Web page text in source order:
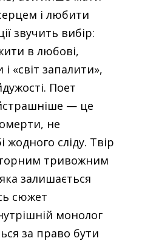
і любити
звучить вибір:
в любові,
«світ запалити»,
Поет
— це
не
сліду. Твір
тривожним
залишається
сюжет
монолог
за право бути